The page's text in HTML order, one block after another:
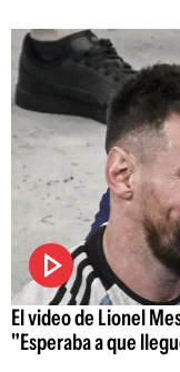
El video de Lionel
"Esperaba a que